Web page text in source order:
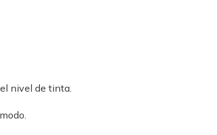
nivel de tinta.